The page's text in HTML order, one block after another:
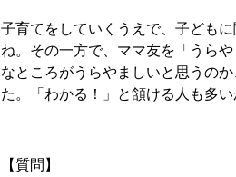
子育てをしていくうえで、子ども
ね。その一方で、ママ友を「うら
なところがうらやましいと思うの
た。「わかる！」と頷ける人も多い
【質問】